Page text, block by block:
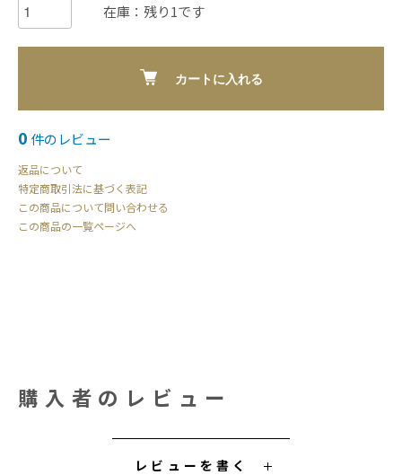
在庫：残り1です
カートに入れる
0 件のレビュー
返品について
特定商取引法に基づく表記
この商品について問い合わせる
この商品の一覧ページへ
購入者のレビュー
レビューを書く